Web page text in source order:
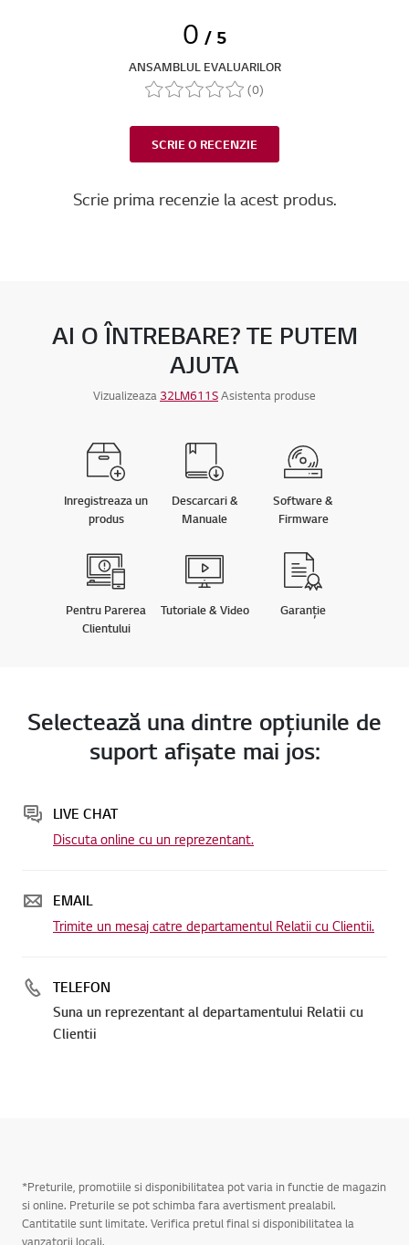
0 / 5
ANSAMBLUL EVALUARILOR
(0)
SCRIE O RECENZIE
Scrie prima recenzie la acest produs.
AI O ÎNTREBARE? TE PUTEM
AJUTA
Vizualizeaza 32LM611SAsistenta produse
Inregistreaza un
produs
Descarcari &
Manuale
Software &
Firmware
Pentru Parerea
Clientului
Tutoriale & Video Garanție
Selectează una dintre opţiunile de
suport afişate mai jos:
LIVE CHAT
Discuta online cu un reprezentant.
EMAIL
Trimite un mesaj catre departamentul Relatii cu Clientii.
TELEFON
Suna un reprezentant al departamentului Relatii cu
Clientii
*Preturile, promotiile si disponibilitatea pot varia in functie de magazin
si online. Preturile se pot schimba fara avertisment prealabil.
Cantitatile sunt limitate. Verifica pretul final si disponibilitatea la